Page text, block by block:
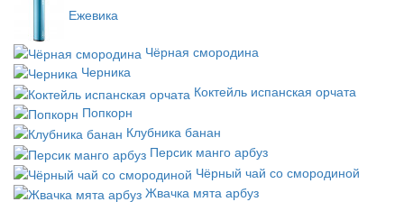
Ежевика
Чёрная смородина
Черника
Коктейль испанская орчата
Попкорн
Клубника банан
Персик манго арбуз
Чёрный чай со смородиной
Жвачка мята арбуз